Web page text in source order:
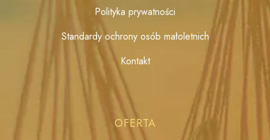
Polityka prywatności
Standardy ochrony osób małoletnich
Kontakt
OFERTA